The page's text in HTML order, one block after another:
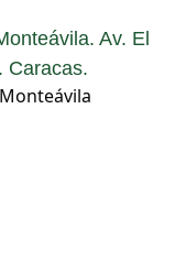
Av. El
Caracas.